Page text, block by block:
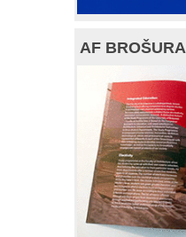
AF BROŠURA